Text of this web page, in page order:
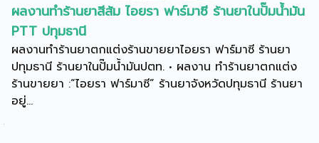
ผลงานทำร้านยาสีส้ม ไอยรา ฟาร์มาซี ร้านยาในปั๊มน้ำมัน
PTT ปทุมธานี
ผลงานทำร้านยาตกแต่งร้านขายยาไอยรา ฟาร์มาซี ร้านยา
ปทุมธานี ร้านยาในปั๊มน้ำมันปตท. • ผลงาน ทำร้านยาตกแต่ง
ร้านขายยา :“ไอยรา ฟาร์มาซี” ร้านยาจังหวัดปทุมธานี ร้านยา
อยู่...